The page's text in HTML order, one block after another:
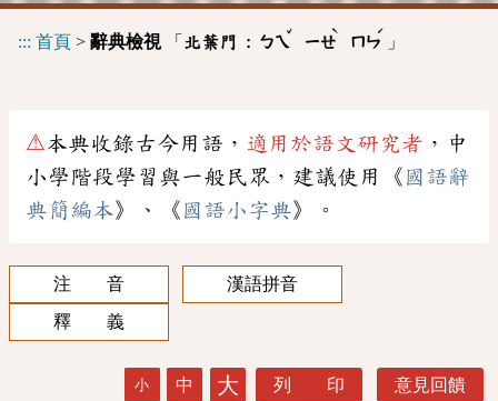
::: 首頁 > 辭典檢視「 北葉門 : ㄅㄟ
ˇ
ㄧㄝ
ˋ
ㄇㄣ
ˊ
」
⚠本典收錄古今用語， 適用於語文研究者 ，中
小學階段學習與一般民眾，建議使用《 國語辭
典簡編本》、《 國語小字典》。
注 音
漢語拼音
釋 義
小 中 大 列 印 意見回饋